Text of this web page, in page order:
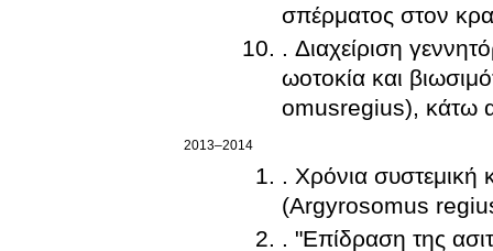
σπέρματος στον
. Διαχείριση
ωοτοκία και
omusregius), κάτω
2013–2014
. Χρόνια συστεμική
(Argyrosomus
. "Επίδραση της